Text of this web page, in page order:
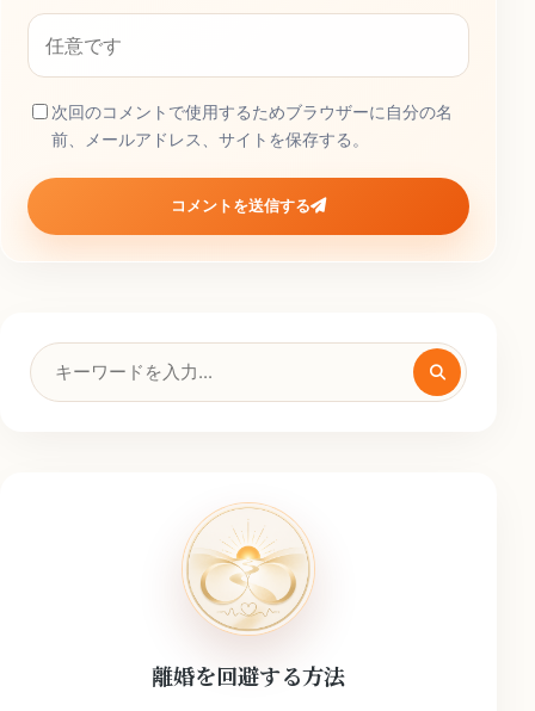
次回のコメントで使用するためブラウザーに自分の名
前、メールアドレス、サイトを保存する。
コメントを送信する
検
索
離婚を回避する方法